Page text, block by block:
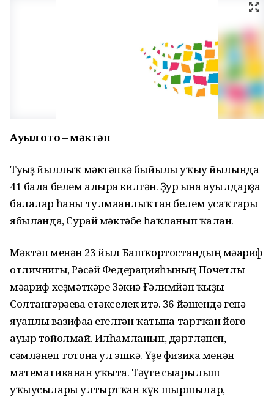
Ауыл ҡото – мәктәп
Туғыҙ йыллыҡ мәктәпкә быйылғы уҡыу йылында
41 бала белем алырға килгән. Ҙур ғына ауылдарҙа
балалар һаны тулмағанлыҡтан белем усаҡтары
ябылғанда, Сурай мәктәбе һаҡланып ҡалған.
Мәктәп менән 23 йыл Башҡортостандың мәғариф
отличнигы, Рәсәй Федерацияһының Почетлы
мәғариф хеҙмәткәре Зәкиә Ғәлимйән ҡыҙы
Солтангәрәева етәкселек итә. 36 йәшендә генә
яуаплы вазифаға егелгән ҡатынға тартҡан йөгө
ауыр тойолмай. Илһамланып, дәртләнеп,
сәмләнеп тотона ул эшкә. Үҙе физика менән
математиканан уҡыта. Тәүге сығарылыш
уҡыусылары ултыртҡан күк шыршылар,